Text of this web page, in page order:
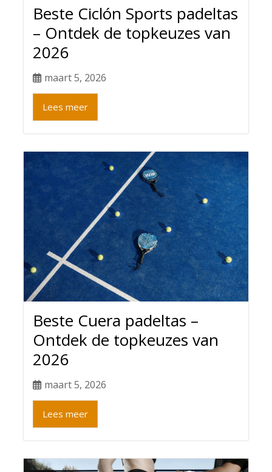
Beste Ciclón Sports padeltas
– Ontdek de topkeuzes van
2026
maart 5, 2026
Lees meer
Beste Cuera padeltas –
Ontdek de topkeuzes van
2026
maart 5, 2026
Lees meer